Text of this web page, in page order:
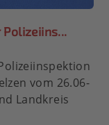
vom 26.06-
Landkreis